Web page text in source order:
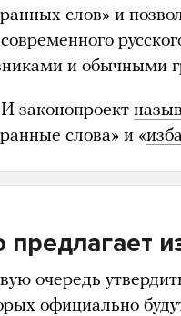
слов» и
и обычными
законопроект
слова» и «
предлагает
очередь
официально